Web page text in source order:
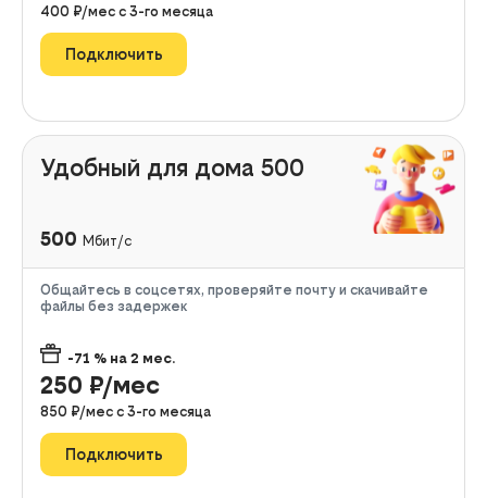
400 ₽/мес с 3-го месяца
Подключить
Удобный для дома 500
500 Мбит/с
Общайтесь в соцсетях, проверяйте почту и скачивайте
файлы без задержек
-71 % на 2 мес.
250 ₽/мес
850 ₽/мес с 3-го месяца
Подключить